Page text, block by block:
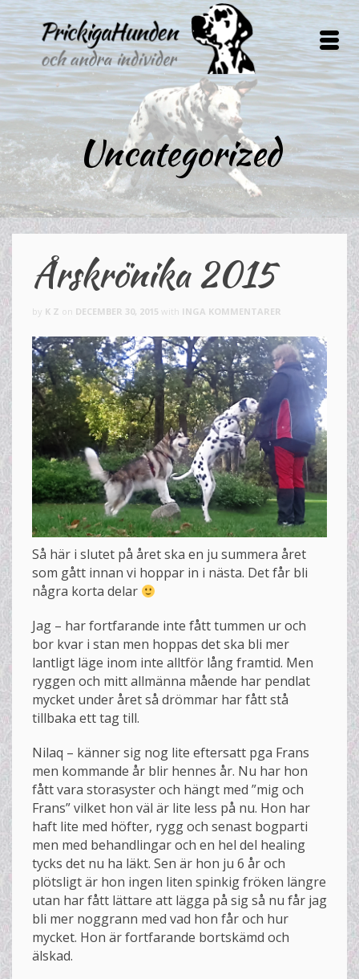
Uncategorized
Årskrönika 2015
by K Z on DECEMBER 30, 2015 with INGA KOMMENTARER
Så här i slutet på året ska en ju summera året
som gått innan vi hoppar in i nästa. Det får bli
några korta delar
Jag – har fortfarande inte fått tummen ur och
bor kvar i stan men hoppas det ska bli mer
lantligt läge inom inte alltför lång framtid. Men
ryggen och mitt allmänna mående har pendlat
mycket under året så drömmar har fått stå
tillbaka ett tag till.
Nilaq – känner sig nog lite eftersatt pga Frans
men kommande år blir hennes år. Nu har hon
fått vara storasyster och hängt med ”mig och
Frans” vilket hon väl är lite less på nu. Hon har
haft lite med höfter, rygg och senast bogparti
men med behandlingar och en hel del healing
tycks det nu ha läkt. Sen är hon ju 6 år och
plötsligt är hon ingen liten spinkig fröken längre
utan har fått lättare att lägga på sig så nu får jag
bli mer noggrann med vad hon får och hur
mycket. Hon är fortfarande bortskämd och
älskad.